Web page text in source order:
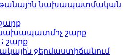
նախապատմական
նախապատմիչ շարք
շարք
ջերմաստիճանում